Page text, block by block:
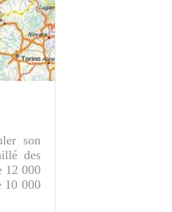
son
des
12 000
10 000